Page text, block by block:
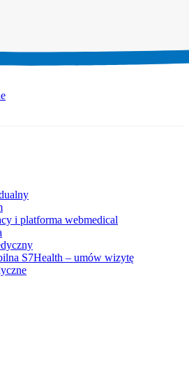
i platforma webmedical
S7Health – umów wizytę